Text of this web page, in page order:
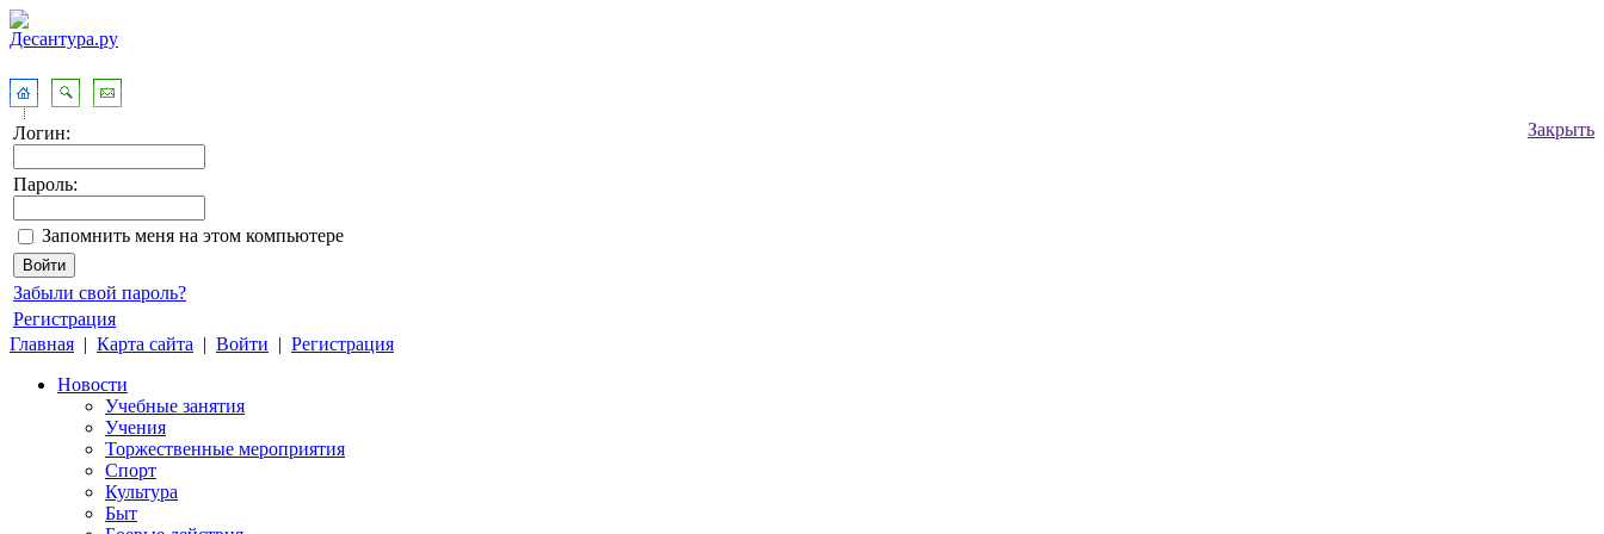
Закрыть
Логин:
Пароль:
Запомнить меня на этом компьютере
Забыли свой пароль?
Регистрация
Главная | Карта сайта | Войти | Регистрация
Новости
Учебные занятия
Учения
Торжественные мероприятия
Спорт
Культура
Быт